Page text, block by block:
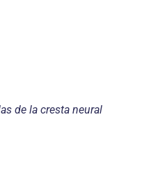
de la cresta neural